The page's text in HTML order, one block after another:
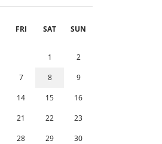
FRI SAT SUN
1
2
7 8
9
14 15
16
21 22
23
28 29
30